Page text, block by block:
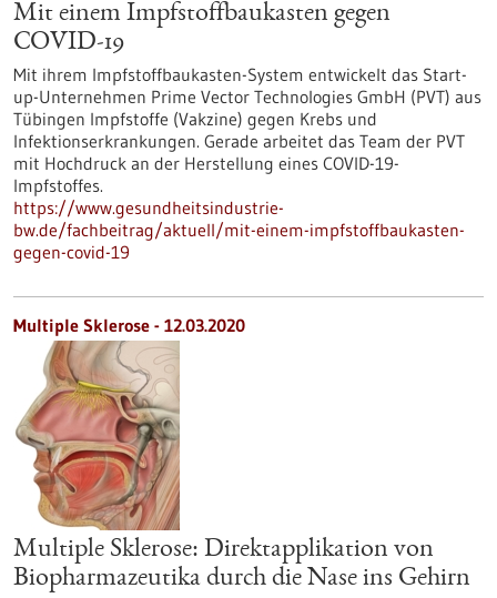
Mit einem Impfstoffbaukasten gegen
COVID-19
Mit ihrem Impfstoffbaukasten-System entwickelt das Start-
up-Unternehmen Prime Vector Technologies GmbH (PVT) aus
Tübingen Impfstoffe (Vakzine) gegen Krebs und
Infektionserkrankungen. Gerade arbeitet das Team der PVT
mit Hochdruck an der Herstellung eines COVID-19-
Impfstoffes.
https://www.gesundheitsindustrie-
bw.de/fachbeitrag/aktuell/mit-einem-impfstoffbaukasten-
gegen-covid-19
Multiple Sklerose - 12.03.2020
Multiple Sklerose: Direktapplikation von
Biopharmazeutika durch die Nase ins Gehirn